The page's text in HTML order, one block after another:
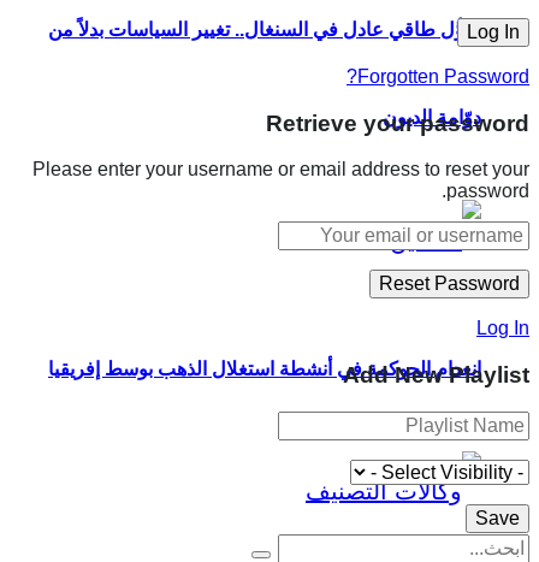
تحوُّل طاقي عادل في السنغال.. تغيير السياسات بدلاً من
دوّامة الديون
انعدام الحوكمة في أنشطة استغلال الذهب بوسط إفريقيا
Forgotten Password?
Retrieve your password
Please enter your username or email address to reset your
password.
Log In
Add New Playlist